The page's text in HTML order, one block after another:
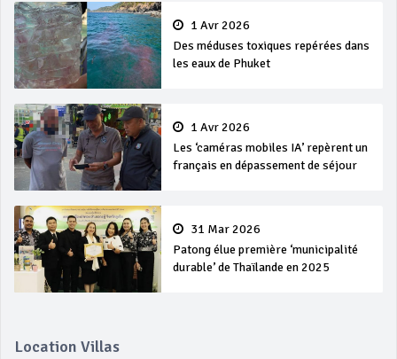
1 Avr 2026
Des méduses toxiques repérées dans
les eaux de Phuket
1 Avr 2026
Les ‘caméras mobiles IA’ repèrent un
français en dépassement de séjour
31 Mar 2026
Patong élue première ‘municipalité
durable’ de Thaïlande en 2025
Location Villas